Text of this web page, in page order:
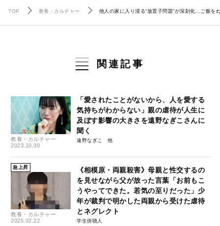
TOP 教養・カルチャー 他人の家に入り浸る“放置子問題”が深刻化…ご飯
関連記事
教養・カルチャー
2023.10.30
「愛されたことがないから、人を愛する
気持ちがわからない」親の虐待が人生に
及ぼす影響の大きさを遠野なぎこさんに
聞く
遠野なぎこ
急上昇
教養・カルチャー
2025.02.22
《相模原・両親殺害》母親と性交するの
を見せながら父が放った言葉「お前もこ
うやってできた。若気の至りだった」少
年が裁判で明かした両親から受けた虐待
とネグレクト
学生傍聴人